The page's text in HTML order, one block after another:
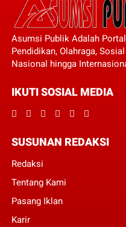
Asumsi Publik Adalah
Pendidikan, Olahraga,
Nasional hingga
IKUTI SOSIAL MEDIA
SUSUNAN REDAKSI
Redaksi
Tentang Kami
Pasang Iklan
Karir